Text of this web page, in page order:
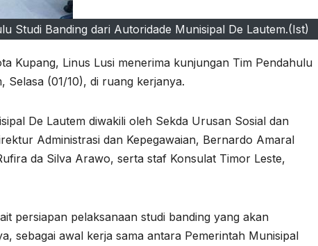
Studi Banding dari Autoridade Munisipal De Lautem.(Ist)
Kupang, Linus Lusi menerima kunjungan Tim Pendahulu
Selasa (01/10), di ruang kerjanya.
De Lautem diwakili oleh Sekda Urusan Sosial dan
Administrasi dan Kepegawaian, Bernardo Amaral
da Silva Arawo, serta staf Konsulat Timor Leste,
persiapan pelaksanaan studi banding yang akan
sebagai awal kerja sama antara Pemerintah Munisipal